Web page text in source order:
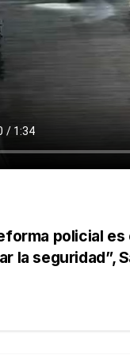
policial
la seguridad”,